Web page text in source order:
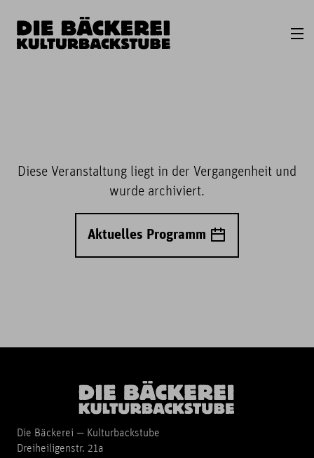
Diese Veranstaltung liegt in der Vergangenheit und
wurde archiviert.
Aktuelles Programm
Die Bäckerei — Kulturbackstube
Dreiheiligenstr. 21a